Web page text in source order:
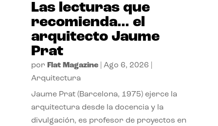
Las lecturas que
recomienda… el
arquitecto Jaume
Prat
por Flat Magazine| Ago 6, 2026
Arquitectura
Jaume Prat (Barcelona, 1975) ejerce la
arquitectura desde la docencia y la
divulgación, es profesor de proyectos en